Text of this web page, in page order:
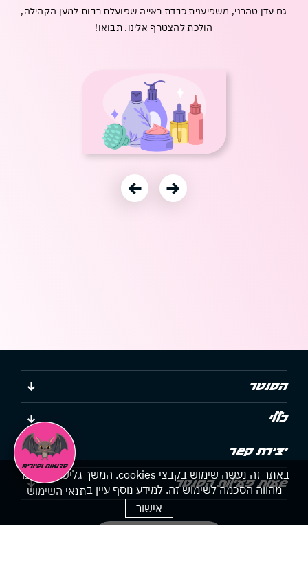
באתר זה נעשה שימוש בקבצי cookies. המשך גלישתך באתר
מהווה הסכמה לשימוש זה. למידע נוסף עיין בתנאי השימוש
אישור
חנויות
בלעדיות
שונות
להרשמה
גם עדן טהרני, משפיענית כבדת ראייה שפועלת רבות למען הקהילה,
הולכת להצטרף אלינו. תבואו!
עבור לתמונה הקודמת עבור לתמונה הבאה
הסנטר
כללי
יצירת קשר
שעות פעילות הסנטר